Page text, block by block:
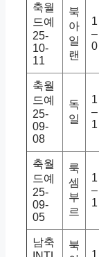
축월
드예
25-
10-
11
북
아
일
랜
1
–
0
축월
드예
25-
09-
08
독
일
1
–
1
축월
드예
25-
09-
05
룩
셈
부
르
1
–
1
남축
북
1